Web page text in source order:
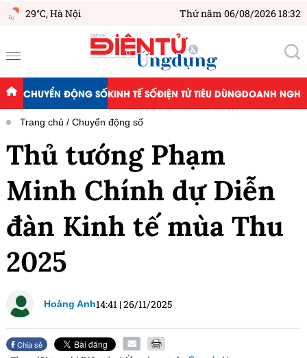
29°C,Hà Nội Thứ năm 06/08/2026 18:32
CHUYỂN ĐỘNG SỐKINH TẾ SỐĐIỆN TỬ TIÊU DÙNGDOANH
Trang chủ Chuyển động số
Thủ tướng Phạm
Minh Chính dự Diễn
đàn Kinh tế mùa Thu
2025
Hoàng Anh14:41 |26/11/2025
Chia sẻ